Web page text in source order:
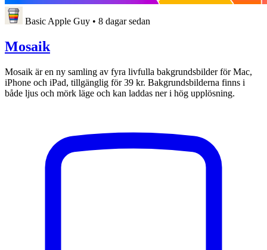
Basic Apple Guy • 8 dagar sedan
Mosaik
Mosaik är en ny samling av fyra livfulla bakgrundsbilder för Mac,
iPhone och iPad, tillgänglig för 39 kr. Bakgrundsbilderna finns i
både ljus och mörk läge och kan laddas ner i hög upplösning.